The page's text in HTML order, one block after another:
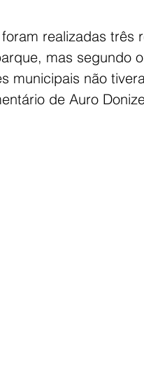
realizadas três
mas segundo
municipais não
de Auro